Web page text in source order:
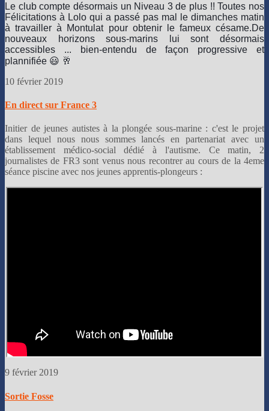
Le club compte désormais un Niveau 3 de plus !! Toutes nos
Félicitations à Lolo qui a passé pas mal le dimanches matin
à travailler à Montulat pour obtenir le fameux césame.De
nouveaux horizons sous-marins lui sont désormais
accessibles ... bien-entendu de façon progressive et
plannifiée 😃 🥂
10 février 2019
En direct sur France 3
Initier de jeunes autistes à la plongée sous-marine : c'est le projet
dans lequel nous nous sommes lancés en partenariat avec un
établissement médico-social dédié à l'autisme. Ce matin, 2
journalistes de FR3 sont venus nous recontrer au cours de la 4eme
séance piscine avec nos jeunes apprentis-plongeurs :
9 février 2019
Sortie Fosse